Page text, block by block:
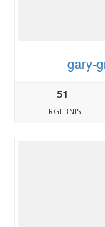
gary-
51
ERGEBNIS